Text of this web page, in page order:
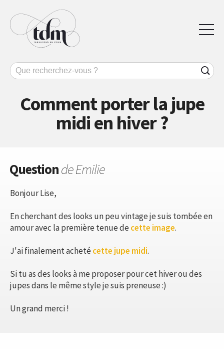
Comment porter la jupe
midi en hiver ?
Questionde Emilie
Bonjour Lise,
En cherchant des looks un peu vintage je suis tombée en
amour avec la première tenue decette image.
J'ai finalement acheté cette jupe midi.
Si tu as des looks à me proposer pour cet hiver ou des
jupes dans le même style je suis preneuse :)
Un grand merci !